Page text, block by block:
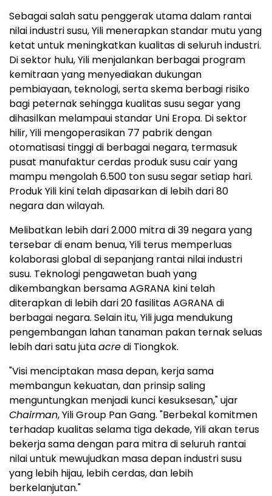
Sebagai salah satu penggerak utama dalam rantai
nilai industri susu, Yili menerapkan standar mutu yang
ketat untuk meningkatkan kualitas di seluruh industri.
Di sektor hulu, Yili menjalankan berbagai program
kemitraan yang menyediakan dukungan
pembiayaan, teknologi, serta skema berbagi risiko
bagi peternak sehingga kualitas susu segar yang
dihasilkan melampaui standar Uni Eropa. Di sektor
hilir, Yili mengoperasikan 77 pabrik dengan
otomatisasi tinggi di berbagai negara, termasuk
pusat manufaktur cerdas produk susu cair yang
mampu mengolah 6.500 ton susu segar setiap hari.
Produk Yili kini telah dipasarkan di lebih dari 80
negara dan wilayah.
Melibatkan lebih dari 2.000 mitra di 39 negara yang
tersebar di enam benua, Yili terus memperluas
kolaborasi global di sepanjang rantai nilai industri
susu. Teknologi pengawetan buah yang
dikembangkan bersama AGRANA kini telah
diterapkan di lebih dari 20 fasilitas AGRANA di
berbagai negara. Selain itu, Yili juga mendukung
pengembangan lahan tanaman pakan ternak seluas
lebih dari satu jutaacredi Tiongkok.
"Visi menciptakan masa depan, kerja sama
membangun kekuatan, dan prinsip saling
menguntungkan menjadi kunci kesuksesan," ujar
Chairman, Yili Group Pan Gang. "Berbekal komitmen
terhadap kualitas selama tiga dekade, Yili akan terus
bekerja sama dengan para mitra di seluruh rantai
nilai untuk mewujudkan masa depan industri susu
yang lebih hijau, lebih cerdas, dan lebih
berkelanjutan."